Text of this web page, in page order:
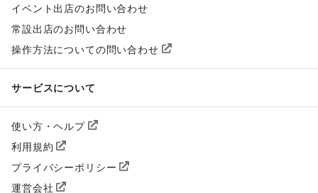
イベント出店のお問い合わせ
常設出店のお問い合わせ
操作方法についての問い合わせ
サービスについて
使い方・ヘルプ
利用規約
プライバシーポリシー
運営会社